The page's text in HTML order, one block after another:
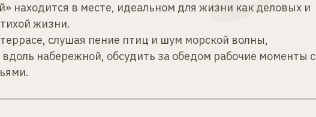
находится в месте, идеальном для жизни как деловых и
жизни.
слушая пение птиц и шум морской волны,
набережной, обсудить за обедом рабочие моменты с